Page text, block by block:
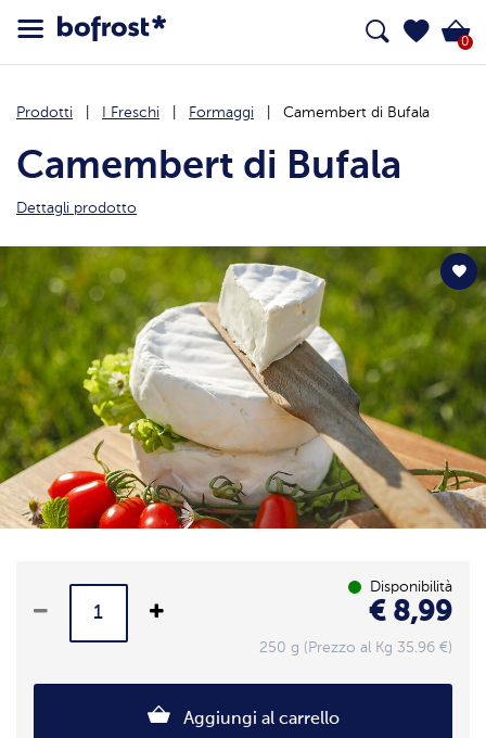
0
Prodotti I Freschi Formaggi Camembert di Bufala
Camembert di Bufala
Dettagli prodotto
Disponibilità
€ 8,99
250 g (Prezzo al Kg 35.96 €)
Aggiungi al carrello